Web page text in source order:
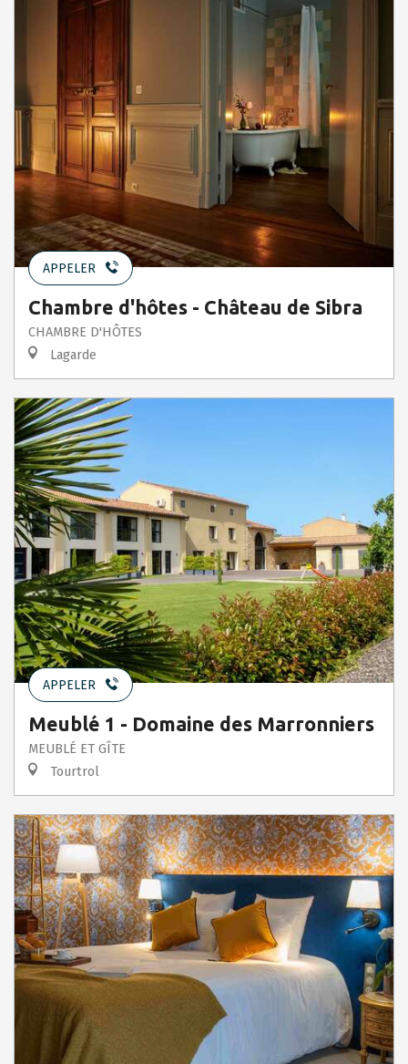
APPELER
Chambre d'hôtes - Château de Sibra
CHAMBRE D'HÔTES
Lagarde
APPELER
Meublé 1 - Domaine des Marronniers
MEUBLÉ ET GÎTE
Tourtrol